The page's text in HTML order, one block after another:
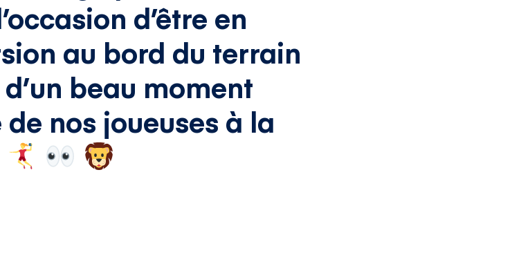
d’être en
au bord du terrain
beau moment
nos joueuses à la